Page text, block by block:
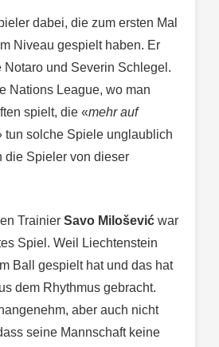
dabei, die zum ersten Mal
Niveau gespielt haben. Er
Notaro und Severin Schlegel.
Nations League, wo man
spielt, die «mehr auf
tun solche Spiele unglaublich
die Spieler von dieser
Trainier Savo Milošević war
Spiel. Weil Liechtenstein
Ball gespielt hat und das hat
dem Rhythmus gebracht.
aber auch nicht
seine Mannschaft keine